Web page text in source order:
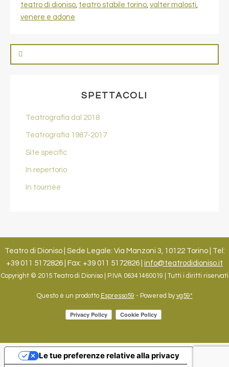
teatro di dioniso teatro stabile torino valter malosti
venere e adone
SPETTACOLI
Teatrografia dal 2018
Teatrografia 1987-2017
Site specific
In repertorio
In tournée
Teatro di Dioniso | Sede Legale: Via Manzoni 3, 10122 Torino | Tel:
+39 011 5172826 | Fax: +39 011 5172826 | info@teatrodidioniso.it
Copyright © 2015 Teatro di Dioniso | P.IVA 06341460019 | Tutti i diritti riservati
Questo è un prodotto Espresso59 - Powered byvg59*
Le tue preferenze relative alla privacy